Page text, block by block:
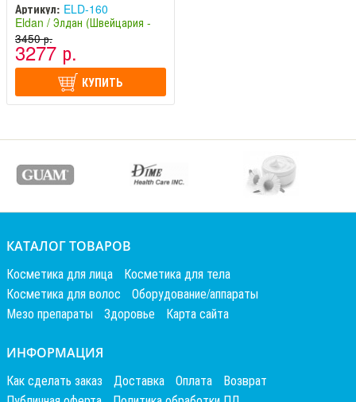
Артикул: ELD-160
Eldan / Элдан (Швейцария -
Италия)
3450 р.
3277 р.
КУПИТЬ
КАТАЛОГ ТОВАРОВ
Косметика для лица
Косметика для тела
Косметика для волос
Оборудование/аппараты
Мезо препараты
Здоровье Карта сайта
ИНФОРМАЦИЯ
Как сделать заказ Доставка Оплата
Возврат